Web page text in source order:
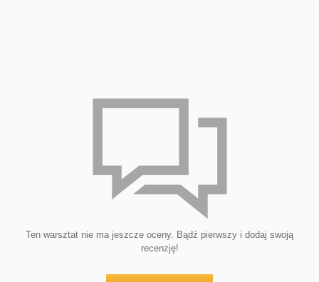
Ten warsztat nie ma jeszcze oceny. Bądź pierwszy i dodaj swoją
recenzję!